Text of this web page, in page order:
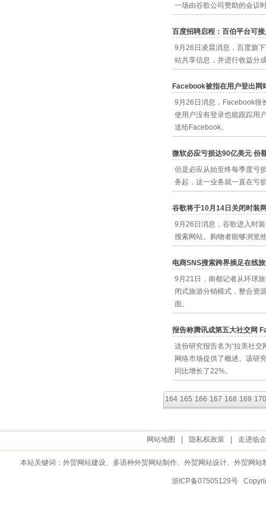
一场由谷歌公司赞助的会议
百度招聘启程：百伯平台可
9月26日凌晨消息，百度旗
站共享信息，并进行收益分
Facebook被指在用户登出网
9月26日消息，Facebook很
使用户没有登录也能跟踪用
送给Facebook。
微软必应亏损达90亿美元 份
但是必应从始至终每季度亏
务起，这一业务就一直在亏
谷歌将于10月14日关闭时装
9月26日消息，谷歌进入时
搜索网站。购物者能够浏览
电商SNS搜索跨界插足在线
9月21日，南都记者从环球
闭式旅游分销模式，整合资
面。
报告称腾讯成第五大社交网
这份研究报告名为“拉美社
网络市场提供了概述。该研
同比增长了22%。
164 165 166 167 168 169 170
网站地图 隐私权政策 走进临企
本站关键词： 外贸网站建设、多语种外贸网站制作、 外贸网站设计、 外贸网站
浙ICP备07505129号